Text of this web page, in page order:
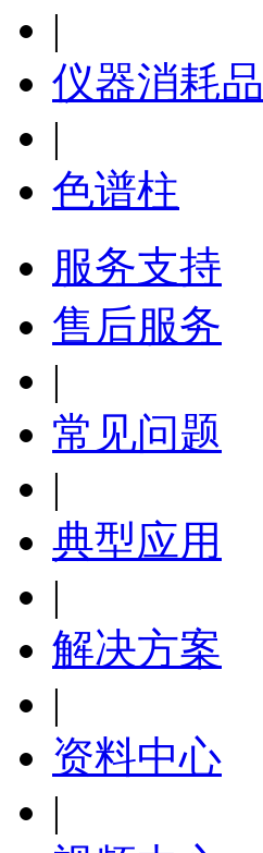
|
仪器消耗品
|
色谱柱
服务支持
售后服务
|
常见问题
|
典型应用
|
解决方案
|
资料中心
|